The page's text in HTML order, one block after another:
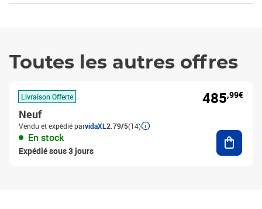
Toutes les autres offres
Livraison Offerte
Neuf
Vendu et expédié parvidaXL 2.79/5(14)
En stock
Expédié sous 3 jours
485,99€